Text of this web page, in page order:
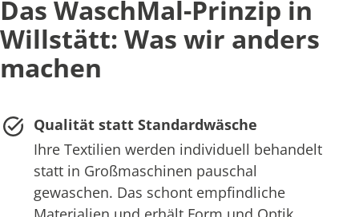
Das WaschMal-Prinzip in
Willstätt: Was wir anders
machen
Qualität statt Standardwäsche
Ihre Textilien werden individuell behandelt
statt in Großmaschinen pauschal
gewaschen. Das schont empfindliche